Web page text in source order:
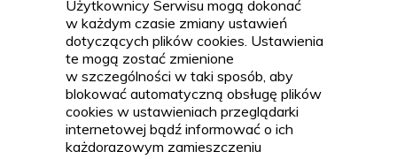
Użytkownicy Serwisu mogą dokonać
w każdym czasie zmiany ustawień
dotyczących plików cookies. Ustawienia
te mogą zostać zmienione
w szczególności w taki sposób, aby
blokować automatyczną obsługę plików
cookies w ustawieniach przeglądarki
internetowej bądź informować o ich
każdorazowym zamieszczeniu